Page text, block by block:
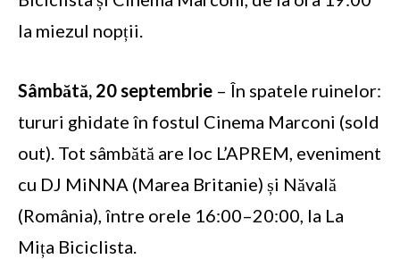
la miezul nopții.
Sâmbătă, 20 septembrie – În spatele ruinelor:
tururi ghidate în fostul Cinema Marconi (sold
out). Tot sâmbătă are loc L’APREM, eveniment
cu DJ MiNNA (Marea Britanie) și Năvală
(România), între orele 16:00–20:00, la La
Mița Biciclista.